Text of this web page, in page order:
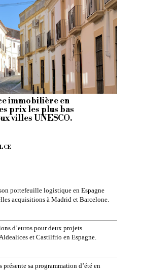
immobilière en
prix les plus bas
villes UNESCO.
portefeuille logistique en Espagne
acquisitions à Madrid et Barcelone.
d’euros pour deux projets
et Castilfrío en Espagne.
présente sa programmation d’été en